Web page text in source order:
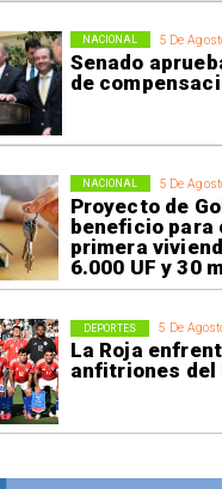
5 De
Senado
de
NACIONAL
5 De
Proyecto de
beneficio para
primera
6.000 UF y 30
NACIONAL
5 De
La Roja
anfitriones del
DEPORTES